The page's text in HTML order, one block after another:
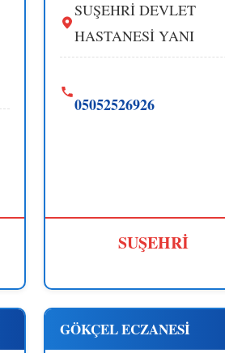
SUŞEHRİ DEVLET
HASTANESİ YANI
05052526926
SUŞEHRİ
GÖKÇEL ECZANESİ